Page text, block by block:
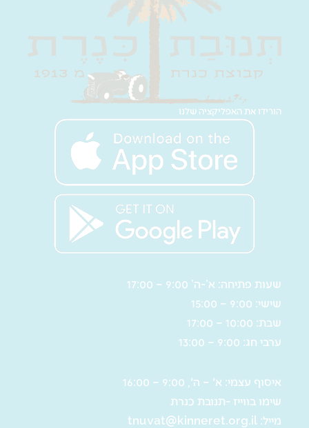
הורידו את האפליקציה שלנו
שעות פתיחה: א’-ה’ 9:00 – 17:00
שישי: 9:00 – 15:00
שבת: 10:00 – 17:00
ערבי חג: 9:00 – 13:00
איסוף עצמי: א' – ה', 9:00 – 16:00
שימו בווייז -תנובת כנרת
מייל: tnuvat@kinneret.org.il